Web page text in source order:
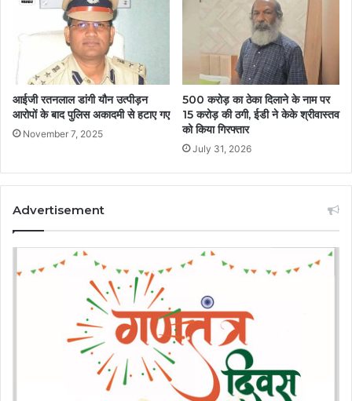
आईजी रतनलाल डांगी यौन उत्पीड़न
आरोपों के बाद पुलिस अकादमी से हटाए गए
November 7, 2025
500 करोड़ का ठेका दिलाने के नाम पर
15 करोड़ की ठगी, ईडी ने केके श्रीवास्तव
को किया गिरफ्तार
July 31, 2026
Advertisement